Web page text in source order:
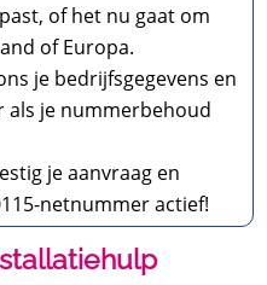
of het nu gaat om
of Europa.
je bedrijfsgegevens en
als je nummerbehoud
je aanvraag en
netnummer actief!